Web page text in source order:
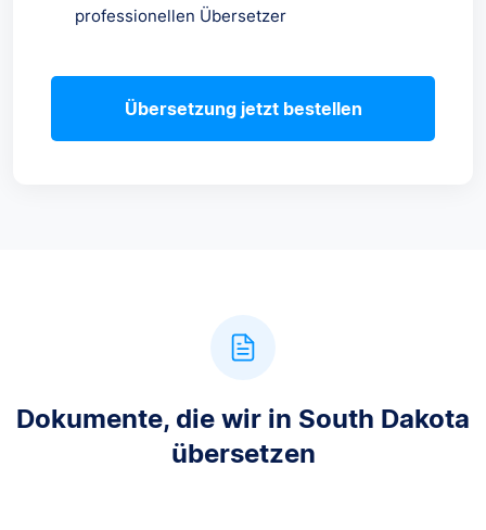
professionellen Übersetzer
Übersetzung jetzt bestellen
Dokumente, die wir in South Dakota
übersetzen